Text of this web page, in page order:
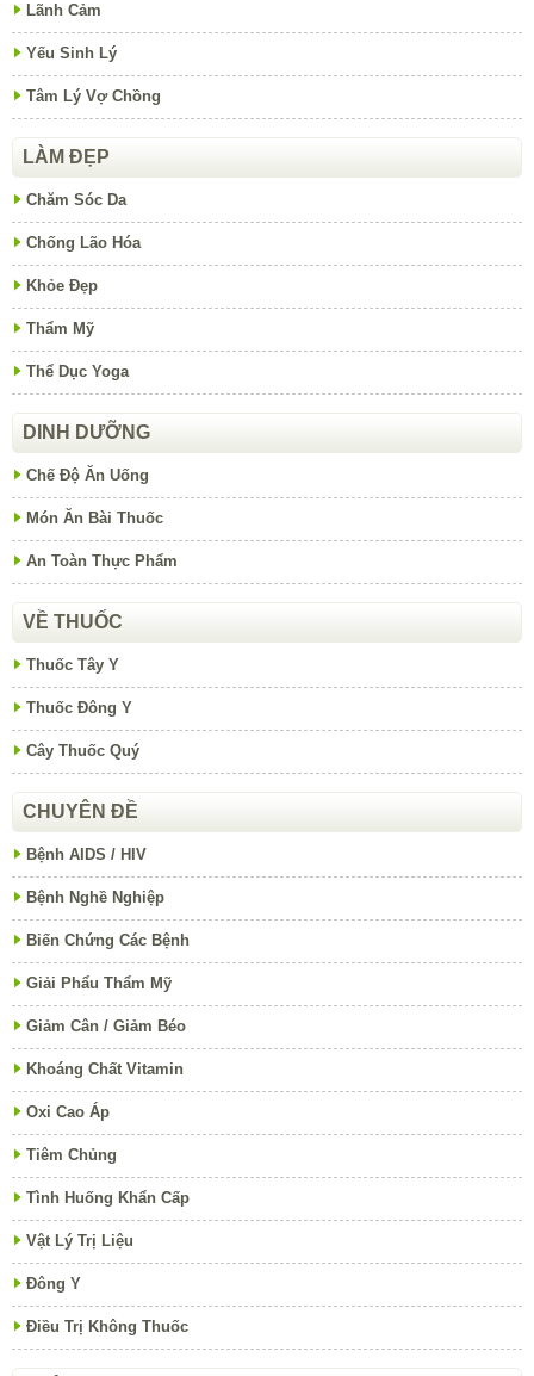
Lãnh Cảm
Yếu Sinh Lý
Tâm Lý Vợ Chồng
LÀM ĐẸP
Chăm Sóc Da
Chống Lão Hóa
Khỏe Đẹp
Thẩm Mỹ
Thể Dục Yoga
DINH DƯỠNG
Chế Độ Ăn Uống
Món Ăn Bài Thuốc
An Toàn Thực Phẩm
VỀ THUỐC
Thuốc Tây Y
Thuốc Đông Y
Cây Thuốc Quý
CHUYÊN ĐỀ
Bệnh AIDS / HIV
Bệnh Nghề Nghiệp
Biến Chứng Các Bệnh
Giải Phẩu Thẩm Mỹ
Giảm Cân / Giảm Béo
Khoáng Chất Vitamin
Oxi Cao Áp
Tiêm Chủng
Tình Huống Khẩn Cấp
Vật Lý Trị Liệu
Đông Y
Điều Trị Không Thuốc